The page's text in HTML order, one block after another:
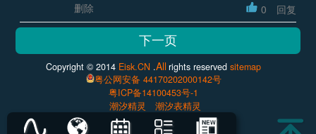
删除
0 回复
Copyright © 2014 Eisk.CN .Allrights reservedsitemap
粤公网安备 44170202000142号
粤ICP备14100453号-1
潮汐精灵
潮汐表精灵